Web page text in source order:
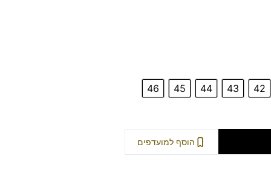
42
43
44
45
46
הוסף למועדפים